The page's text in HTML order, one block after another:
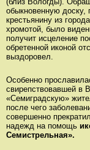
обыкновенную доску,
крестьянину из
хромотой, было
получит исцеление
обретенной иконой
выздоровел.
Особенно
свирепствовавшей в
«Семиградскую»
после чего
совершенно
надежд на помощь
Семистрельная».